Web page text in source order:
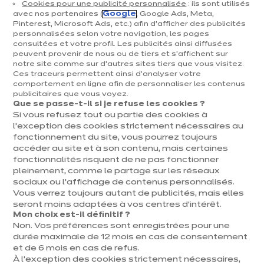
Du lundi au vendredi de 10h00 à 19h00 et le
samedi de 10h00 à 13h00.
Appelez-nous au 02 333 87 94
Par mail
Dite nous tout, on vous répond au plus vite !
Envoyer un message
Cookies pour une publicité personnalisée : ils sont utilisés
avec nos partenaires (Google, Google Ads, Meta,
Pinterest, Microsoft Ads, etc.) afin d’afficher des publicités
personnalisées selon votre navigation, les pages
consultées et votre profil. Les publicités ainsi diffusées
peuvent provenir de nous ou de tiers et s'affichent sur
notre site comme sur d’autres sites tiers que vous visitez.
Ces traceurs permettent ainsi d'analyser votre
comportement en ligne afin de personnaliser les contenus
publicitaires que vous voyez.
Que se passe-t-il si je refuse les cookies ?
Si vous refusez tout ou partie des cookies à
l’exception des cookies strictement nécessaires au
fonctionnement du site, vous pourrez toujours
accéder au site et à son contenu, mais certaines
fonctionnalités risquent de ne pas fonctionner
pleinement, comme le partage sur les réseaux
sociaux ou l’affichage de contenus personnalisés.
Vous verrez toujours autant de publicités, mais elles
seront moins adaptées à vos centres d’intérêt.
Mon choix est-il définitif ?
Non. Vos préférences sont enregistrées pour une
durée maximale de 12 mois en cas de consentement
et de 6 mois en cas de refus.
À l’exception des cookies strictement nécessaires,